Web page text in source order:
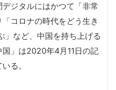
ジタルにはかつて「非常
コロナの時代をどう生き
」など、中国を持ち上げる
」は2020年4月11日の記
る。